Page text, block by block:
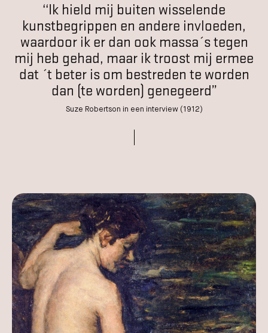
‘‘Ik hield mij buiten wisselende
kunstbegrippen en andere invloeden,
waardoor ik er dan ook massa´s tegen
mij heb gehad, maar ik troost mij ermee
dat ´t beter is om bestreden te worden
dan (te worden) genegeerd’’
Suze Robertson in een interview (1912)